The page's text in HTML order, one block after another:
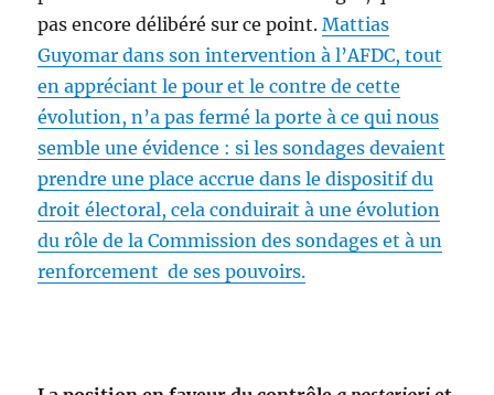
pas encore délibéré sur ce point.Mattias
Guyomar dans son intervention à l’AFDC, tout
en appréciant le pour et le contre de cette
évolution, n’a pas fermé la porte à ce qui nous
semble une évidence : si les sondages devaient
prendre une place accrue dans le dispositif du
droit électoral, cela conduirait à une évolution
du rôle de la Commission des sondages et à un
renforcement de ses pouvoirs.